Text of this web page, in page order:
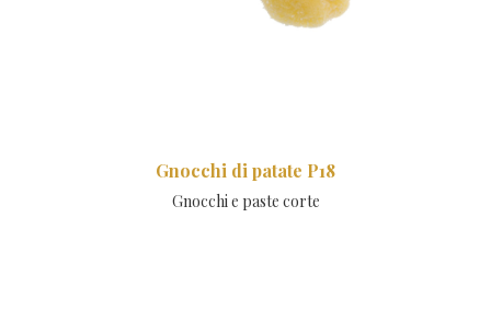
Gnocchi di patate P18
Gnocchi e paste corte